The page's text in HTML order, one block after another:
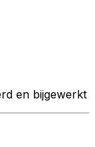
en bijgewerkt